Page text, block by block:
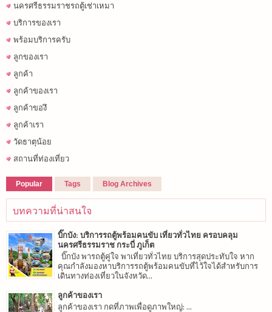
นครศรีธรรมราชรถตู้เช่าเหมา
บริการของเรา
พร้อมบริการครับ
ลูกของเรา
ลูกค้า
ลูกค้าของเรา
ลูกค้าของึ
ลูกค้าเรา
วัดธาตุน้อย
สถานที่ท่องเที่ยว
Popular Tags Blog Archives
บทความที่น่าสนใจ
บิ๊กบัง: บริการรถตู้พร้อมคนขับ เที่ยวทั่วไทย ครอบคลุม
นครศรีธรรมราช กระบี่ ภูเก็ต
บิ๊กบัง พารถตู้คู่ใจ พาเที่ยวทั่วไทย บริการสุดประทับใจ หาก
คุณกำลังมองหาบริการรถตู้พร้อมคนขับที่ไว้ใจได้สำหรับการ
เดินทางท่องเที่ยวในจังหวัด...
ลูกค้าของเรา
ลูกค้าของเรา กดที่ภาพเพื่อดูภาพใหญ่: ...